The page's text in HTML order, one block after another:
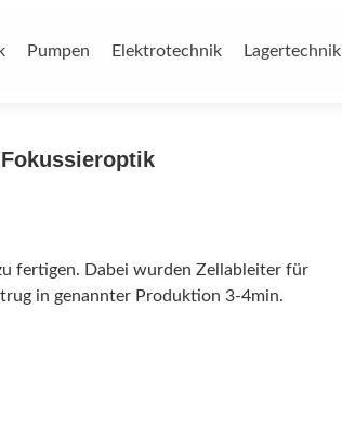
Pumpen Elektrotechnik Lagertechnik
fertigen. Dabei wurden Zellableiter für
in genannter Produktion 3-4min.